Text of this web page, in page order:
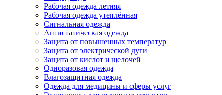
Рабочая одежда летняя
Рабочая одежда утеплённая
Сигнальная одежда
Антистатическая одежда
Защита от повышенных температур
Защита от электрической дуги
Защита от кислот и щелочей
Одноразовая одежда
Влагозащитная одежда
Одежда для медицины и сферы услуг